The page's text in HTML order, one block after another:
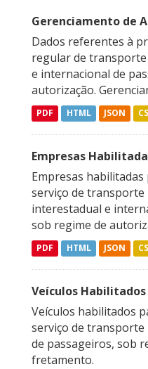
Gerenciamento de
Dados referentes à
regular de
e internacional de
autorização.
PDF HTML JSON
Empresas
Empresas
serviço de
interestadual e
sob regime de
PDF HTML JSON
Veículos Habilitados
Veículos habilitados
serviço de
de passageiros, sob
fretamento.